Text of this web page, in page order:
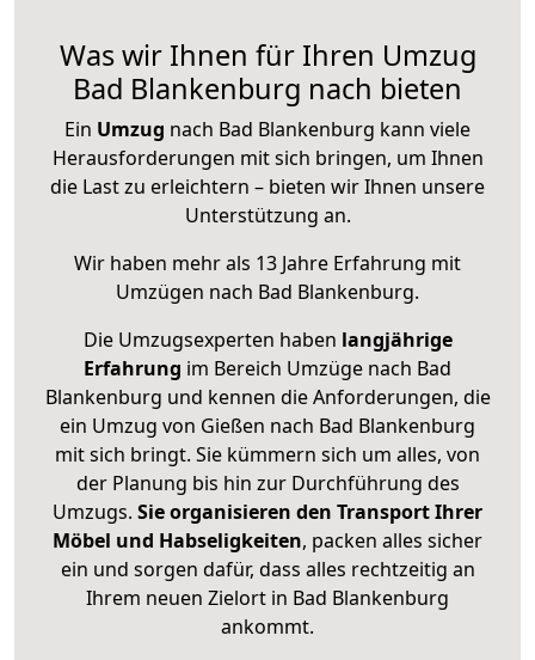
Was wir Ihnen für Ihren Umzug
Bad Blankenburg nach bieten
Ein Umzug nach Bad Blankenburg kann viele
Herausforderungen mit sich bringen, um Ihnen
die Last zu erleichtern – bieten wir Ihnen unsere
Unterstützung an.
Wir haben mehr als 13 Jahre Erfahrung mit
Umzügen nach Bad Blankenburg.
Die Umzugsexperten haben langjährige
Erfahrung im Bereich Umzüge nach Bad
Blankenburg und kennen die Anforderungen, die
ein Umzug von Gießen nach Bad Blankenburg
mit sich bringt. Sie kümmern sich um alles, von
der Planung bis hin zur Durchführung des
Umzugs. Sie organisieren den Transport Ihrer
Möbel und Habseligkeiten, packen alles sicher
ein und sorgen dafür, dass alles rechtzeitig an
Ihrem neuen Zielort in Bad Blankenburg
ankommt.